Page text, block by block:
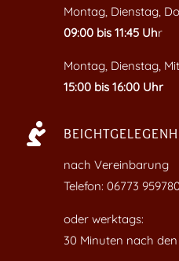
Montag, Dienstag,
09:00 bis 11:45 Uhr
Montag, Dienstag,
15:00 bis 16:00 Uhr

nach Vereinbarung
Telefon: 06773 959780
oder werktags:
30 Minuten nach